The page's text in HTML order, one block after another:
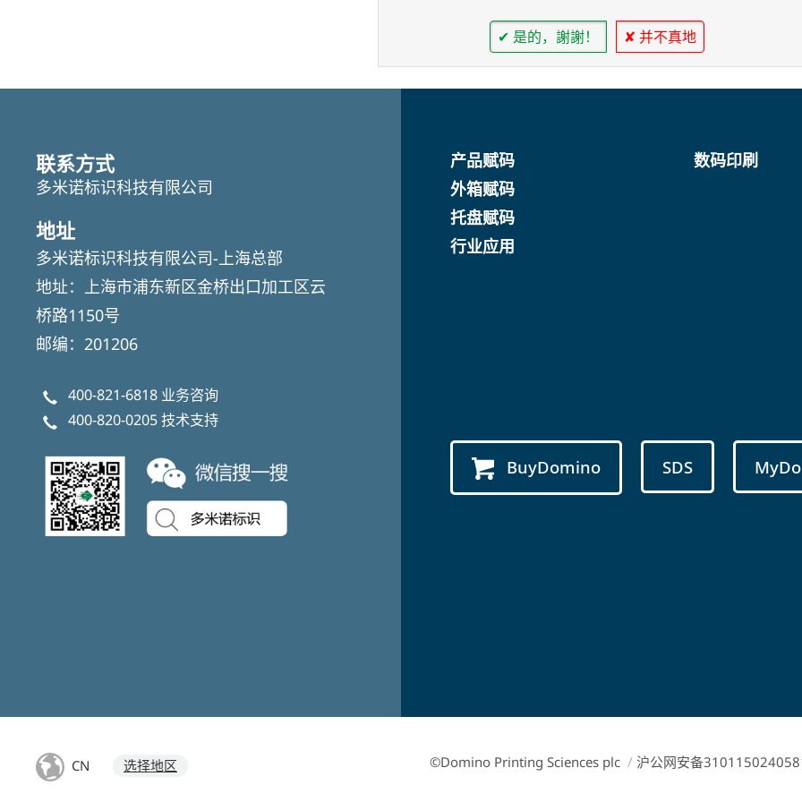
✔ 是的，謝謝！ ✘ 并不真地
联系方式
多米诺标识科技有限公司
地址
多米诺标识科技有限公司-上海总部
地址：上海市浦东新区金桥出口加工区云
桥路1150号
邮编：201206
400-821-6818 业务咨询
400-820-0205技术支持
产品赋码
外箱赋码
托盘赋码
行业应用
数码印刷
BuyDomino SDS
CN 选择地区 ©Domino Printing Sciences plc / 沪公网安备